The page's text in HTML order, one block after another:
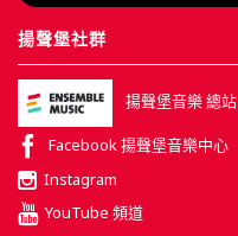
揚聲堡社群
揚聲堡音樂 總站
Facebook 揚聲堡音樂中心
Instagram
YouTube 頻道